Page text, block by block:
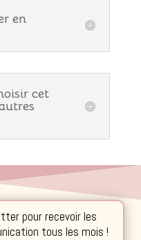
en
cet
pour recevoir les
tous les mois !